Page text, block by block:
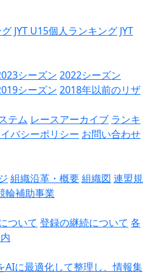
グ JYT U15個人ランキング JYT
シーズン 2022シーズン
シーズン 2018年以前のリザ
テム レースアーカイブ ランキ
バシーポリシー お問い合わせ
組織沿革・概要組織図 連盟規
輪補助事業
ついて 登録の継続について 各
に最適化して整理し、情報集